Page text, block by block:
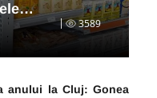
3589
anului la Cluj: Gonea